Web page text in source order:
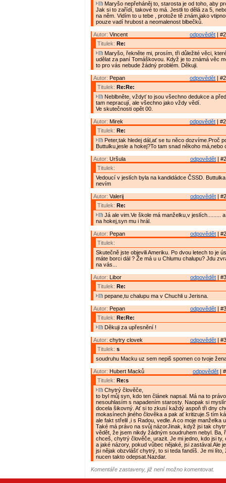
Maryšo nepřeháněj to, starosta je od toho, aby
Jak si to zařídí, takové to má. Jestli to dělá za 5,
na něm. Vidím to u tebe , protože tě znám,jako
pouze vadí hrubost a neomalenost blbečků.
odpovědět |
Autor: Vincent
Titulek: Re:
Maryšo, řekněte mi, prosím, tři důležité věci,
udělat za paní Tomáškovou. Když je to známá věc
to pro vás nebude žádný problém. Děkuji.
odpovědět |
Autor: Pepan
Titulek: Re:Re:
Neblbněte, vždyť to jsou všechno dedukce a
tam nepracují, ale všechno jako vždy vědí.
Ve skutečnosti opět 00.
odpovědět |
Autor: Mirek
Titulek: Re:
Peter,tak hledej dál,ať se tu něco dozvíme.Proč
Buttulku,jesle a hokej?To tam snad někoho má,nebo
odpovědět |
Autor: Uršula
Titulek:
Vedoucí v jeslích byla na kandidádce ČSSD.
nevím
odpovědět |
Autor: Valerij
Titulek: Re:
Já ale vim.Ve škole má manželku,v jeslích.........
na hokej,syn mu i hrál.
odpovědět |
Autor: Pepan
Titulek:
Skutečně jste objevili Ameriku. Po dvou letech to je
máte borci dál ? Že má u u Chlumu chalupu? Jdu
na vás...
odpovědět |
Autor: Libor
Titulek: Re:
pepane,tu chalupu ma v Chuchli u Jerisna.
odpovědět |
Autor: Pepan
Titulek: Re:Re:
Děkuji za upřesnění !
odpovědět |
Autor: chytry clovek
Titulek: s
soudruhu Macku uz sem nepiš spomen co tvoje
odpovědět |
Autor: Hubert Macků
Titulek: Re:s
Chytrý člověče,
to byl můj syn, kdo ten článek napsal. Má na to
nesouhlasím s napadením starosty. Naopak si
docela šikovný. Ať si to zkusí každý aspoň tři dny
mokasínech jiného člověka a pak ať kritizuje.S tím
ale fakt střelil ,i s Radou, vedle. A co moje manželka
Také má právo na svůj názorJinak, když jsi tak
vědět, že jsem nikdy žádným soudruhem nebyl. Ba,
chceš, chytrý člověče, urazit. Je mi jedno, kdo jsi ty,
a jaké názory, pokud vůbec nějaké, jsi zastával.Ale
jsi nějak obzvlášť chytrý, to si teda fandíš. Je mi líto,
nucen takto odepsat.Nazdar.
Komentáře zastaveny, již není možno komentovat.